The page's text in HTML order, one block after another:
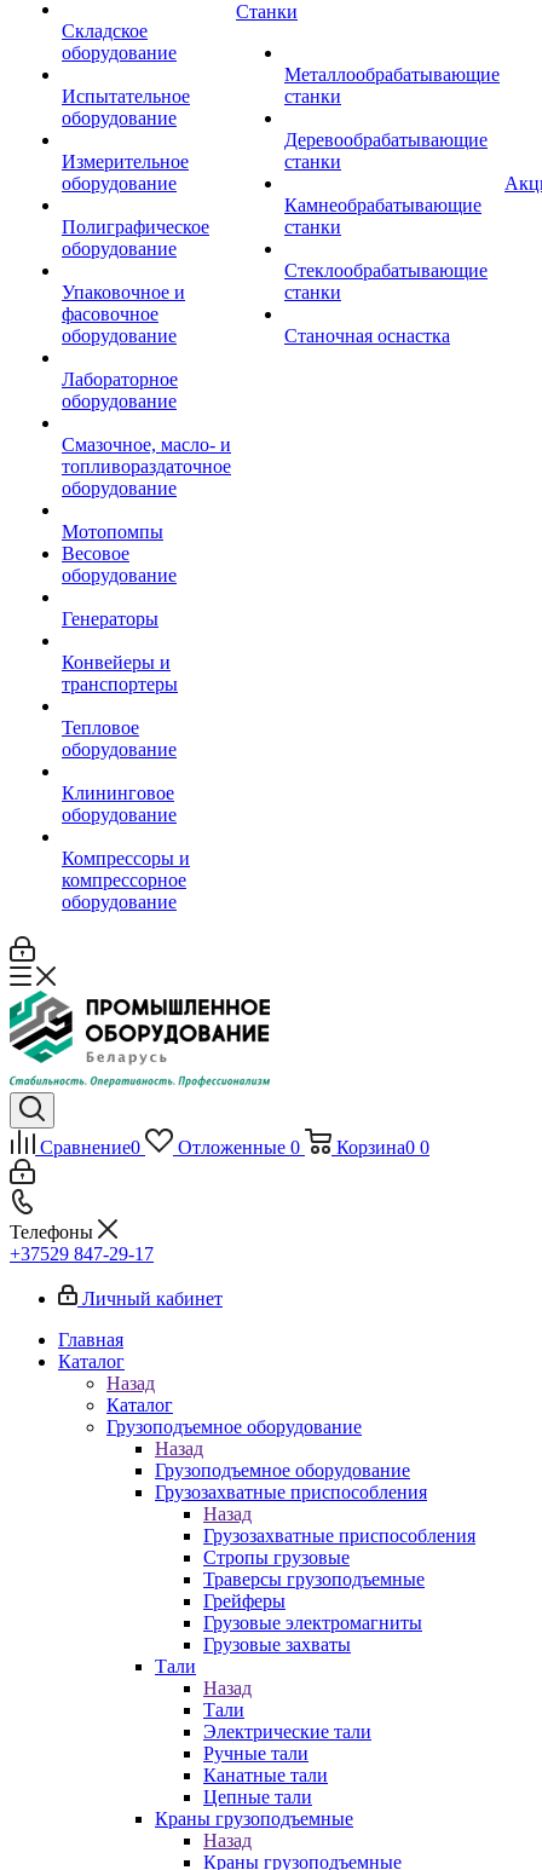
Складское
оборудование
Испытательное
оборудование
Измерительное
оборудование
Полиграфическое
оборудование
Упаковочное и
фасовочное
оборудование
Лабораторное
оборудование
Смазочное, масло- и
топливораздаточное
оборудование
Мотопомпы
Весовое
оборудование
Генераторы
Конвейеры и
транспортеры
Тепловое
оборудование
Клининговое
оборудование
Компрессоры и
компрессорное
оборудование
Станки
Металлообрабатывающие
станки
Деревообрабатывающие
станки
Камнеобрабатывающие
станки
Стеклообрабатывающие
станки
Станочная оснастка
Сравнение0 Отложенные 0 Корзина0 0
Телефоны
+37529 847-29-17‬
Личный кабинет
Главная
Каталог
Назад
Каталог
Грузоподъемное оборудование
Назад
Грузоподъемное оборудование
Грузозахватные приспособления
Назад
Грузозахватные приспособления
Стропы грузовые
Траверсы грузоподъемные
Грейферы
Грузовые электромагниты
Грузовые захваты
Тали
Назад
Тали
Электрические тали
Ручные тали
Канатные тали
Цепные тали
Краны грузоподъемные
Назад
Краны грузоподъемные